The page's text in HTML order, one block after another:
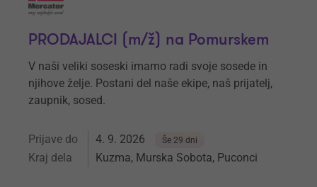
PRODAJALCI (m/ž) na Pomurskem
V naši veliki soseski imamo radi svoje sosede in
njihove želje. Postani del naše ekipe, naš prijatelj,
zaupnik, sosed.
Prijave do 4. 9. 2026 Še 29 dni
Kraj dela Kuzma, Murska Sobota, Puconci